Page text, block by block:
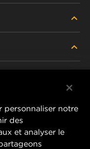
personnaliser notre
des
et analyser le